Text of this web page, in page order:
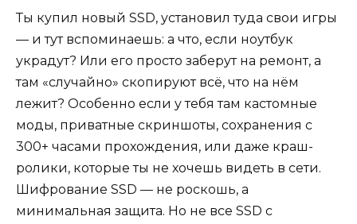
Ты купил новый SSD, установил туда свои игры
— и тут вспоминаешь: а что, если ноутбук
украдут? Или его просто заберут на ремонт, а
там «случайно» скопируют всё, что на нём
лежит? Особенно если у тебя там кастомные
моды, приватные скриншоты, сохранения с
300+ часами прохождения, или даже краш-
ролики, которые ты не хочешь видеть в сети.
Шифрование SSD — не роскошь, а
минимальная защита. Но не все SSD с